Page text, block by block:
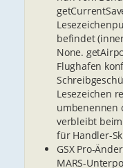
befindet
None.
Flughafen
Lesezeichen
umbenennen
verbleibt
für Handler-
GSX Pro-
MARS-